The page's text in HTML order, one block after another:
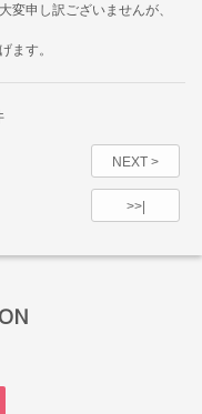
変申し訳ございませんが、
ます。
NEXT >
>>|